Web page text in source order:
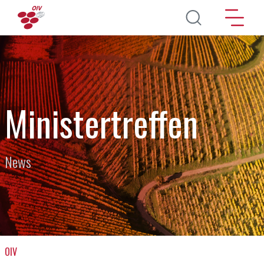
Direkt zum Inhalt
Ministertreffen
News
OIV